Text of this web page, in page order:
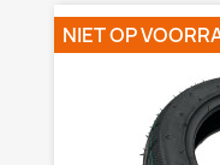
NIET OP